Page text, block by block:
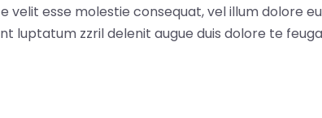
esse molestie consequat, vel illum dolore
luptatum zzril delenit augue duis dolore te